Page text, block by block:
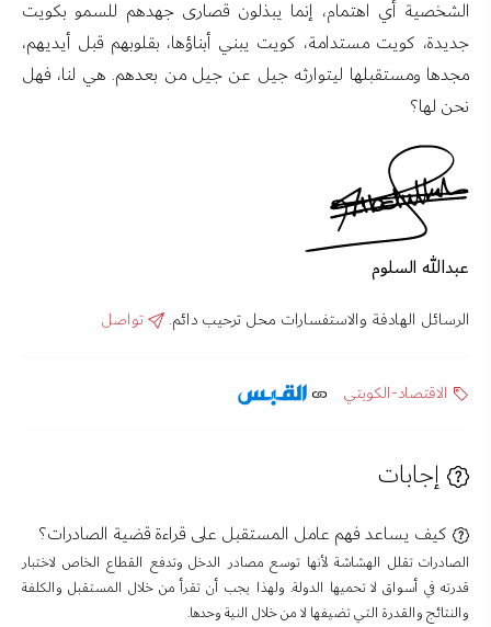
الشخصية أي اهتمام، إنما يبذلون قصارى جهدهم للسمو بكويت
جديدة، كويت مستدامة، كويت يبني أبناؤها، بقلوبهم قبل أيديهم،
مجدها ومستقبلها ليتوارثه جيل عن جيل من بعدهم. هي لنا، فهل
نحن لها؟
عبدالله السلوم
الرسائل الهادفة والاستفسارات محل ترحيب دائم. تواصل
الاقتصاد-الكويتي
إجابات
كيف يساعد فهم عامل المستقبل على قراءة قضية الصادرات؟
الصادرات تقلل الهشاشة لأنها توسع مصادر الدخل وتدفع القطاع الخاص لاختبار
قدرته في أسواق لا تحميها الدولة. ولهذا يجب أن تقرأ من خلال المستقبل والكلفة
والنتائج والقدرة التي تضيفها لا من خلال النية وحدها.